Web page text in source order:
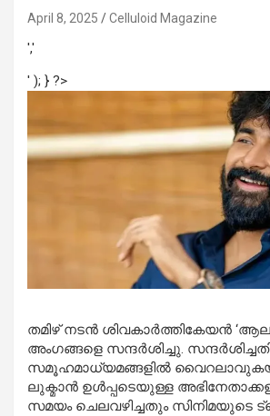
April 8, 2025 Celluloid Magazine
','
' ); } ?>
തമിഴ് നടൻ ശിവകാർത്തികേയൻ
അംഗങ്ങളെ സന്ദർശിച്ചു.
സമൂഹമാധ്യമങ്ങളിൽ
ലുക്മാൻ ഉൾപ്പടെയുള്ള
സമയം ചെലവഴിച്ചതും സിനിമയുടെ